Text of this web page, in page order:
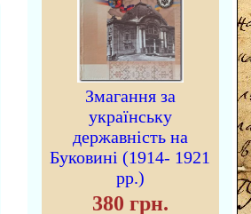
Змагання за
українську
державність на
Буковині (1914- 1921
рр.)
380 грн.